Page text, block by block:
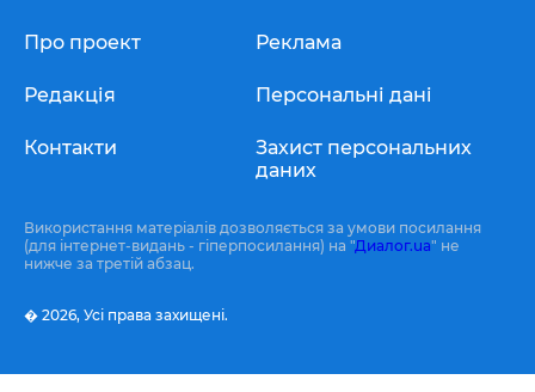
Про проект
Редакція
Контакти
Реклама
Персональні дані
Захист персональних
даних
Використання матеріалів дозволяється за умови посилання
(для інтернет-видань - гіперпосилання) на "Диалог.ua" не
нижче за третій абзац.
� 2026, Усі права захищені.